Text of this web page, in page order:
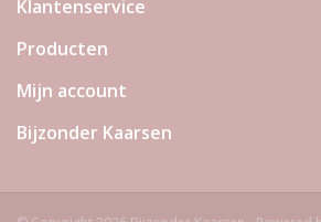
Klantenservice
Producten
Mijn account
Bijzonder Kaarsen